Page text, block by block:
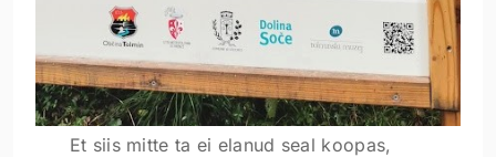
Et siis mitte ta ei elanud seal koopas,